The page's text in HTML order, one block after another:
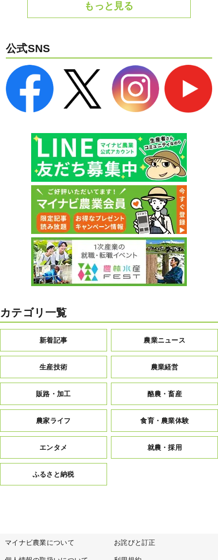
もっと見る
公式SNS
カテゴリ一覧
新着記事 農業ニュース
生産技術 農業経営
販路・加工 酪農・畜産
農家ライフ 食育・農業体験
エンタメ 就農・採用
ふるさと納税
マイナビ農業について お詫びと訂正